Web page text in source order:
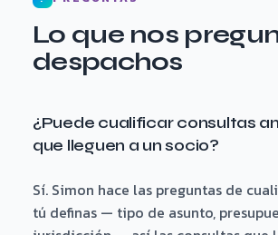
Lo que nos
despachos
¿Puede cualificar consultas
que lleguen a un socio?
Sí. Simon hace las preguntas de
tú definas — tipo de asunto,